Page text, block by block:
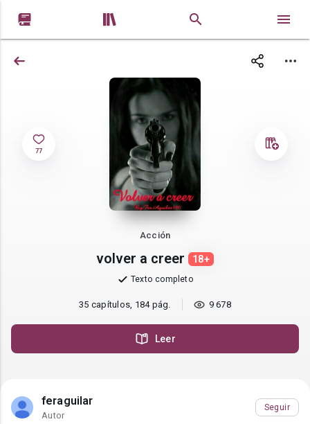
 
77
Acción
volver a creer 18+
Texto completo
35 capítulos, 184 pág. 9 678
Leer
feraguilar
Autor
Seguir